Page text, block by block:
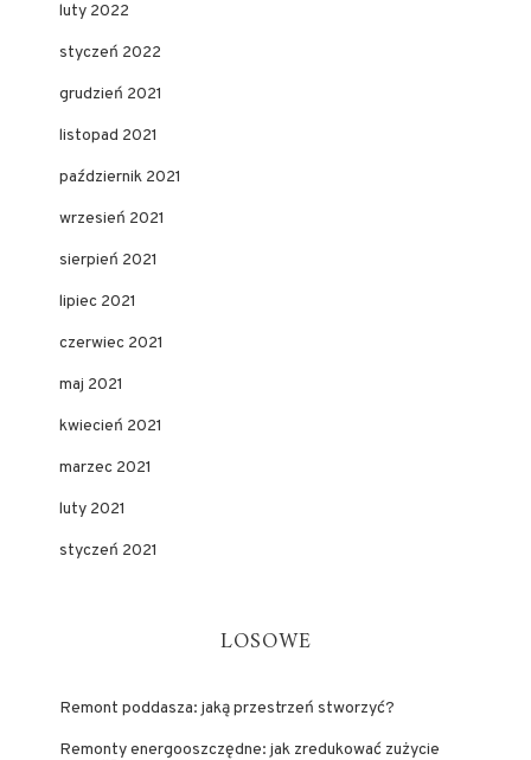
luty 2022
styczeń 2022
grudzień 2021
listopad 2021
październik 2021
wrzesień 2021
sierpień 2021
lipiec 2021
czerwiec 2021
maj 2021
kwiecień 2021
marzec 2021
luty 2021
styczeń 2021
LOSOWE
Remont poddasza: jaką przestrzeń stworzyć?
Remonty energooszczędne: jak zredukować zużycie